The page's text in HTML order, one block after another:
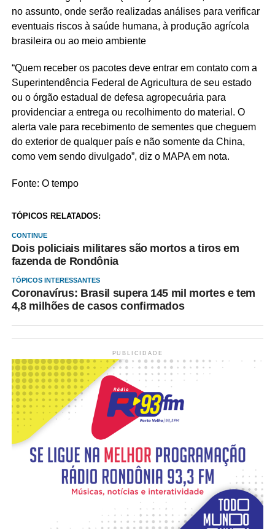
no assunto, onde serão realizadas análises para verificar
eventuais riscos à saúde humana, à produção agrícola
brasileira ou ao meio ambiente
“Quem receber os pacotes deve entrar em contato com a
Superintendência Federal de Agricultura de seu estado
ou o órgão estadual de defesa agropecuária para
providenciar a entrega ou recolhimento do material. O
alerta vale para recebimento de sementes que cheguem
do exterior de qualquer país e não somente da China,
como vem sendo divulgado”, diz o MAPA em nota.
Fonte: O tempo
TÓPICOS RELATADOS:
CONTINUE
Dois policiais militares são mortos a tiros em
fazenda de Rondônia
TÓPICOS INTERESSANTES
Coronavírus: Brasil supera 145 mil mortes e tem
4,8 milhões de casos confirmados
PUBLICIDADE